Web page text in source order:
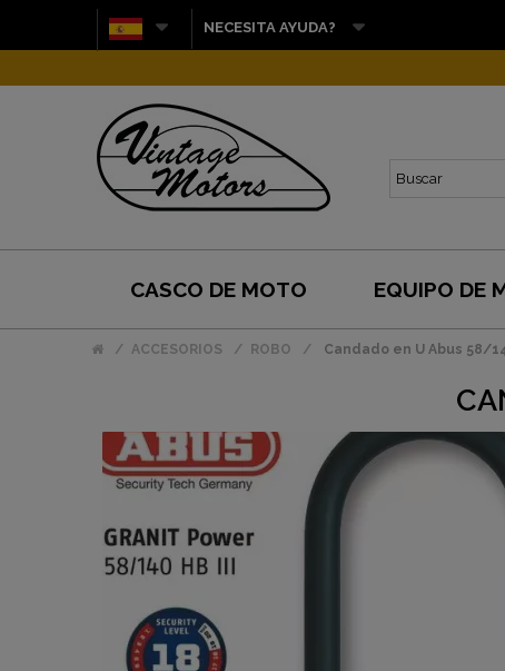
NECESITA AYUDA?
CASCO DE MOTO EQUIPO DE
ACCESORIOS ROBO Candado en U Abus 58/